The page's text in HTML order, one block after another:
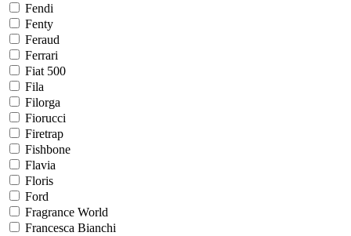
Fendi
Fenty
Feraud
Ferrari
Fiat 500
Fila
Filorga
Fiorucci
Firetrap
Fishbone
Flavia
Floris
Ford
Fragrance World
Francesca Bianchi